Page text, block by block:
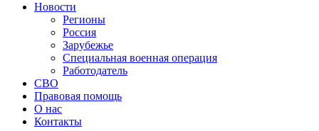
Новости
Регионы
Россия
Зарубежье
Специальная военная операция
Работодатель
СВО
Правовая помощь
О нас
Контакты